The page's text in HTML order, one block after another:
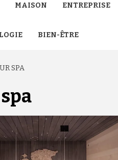
MAISON ENTREPRISE
BIEN-ÊTRE
SPA